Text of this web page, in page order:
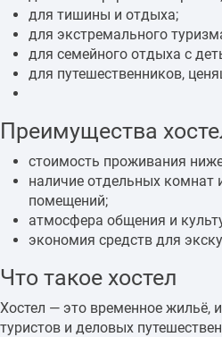
для тишины и отдыха;
для экстремального
для семейного отдыха с
для путешественников,
Преимущества
стоимость проживания
наличие отдельных
помещений;
атмосфера общения и
экономия средств для
Что такое хостел
Хостел — это временное жильё,
туристов и деловых